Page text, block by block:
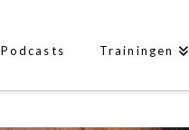
Podcasts Trainingen